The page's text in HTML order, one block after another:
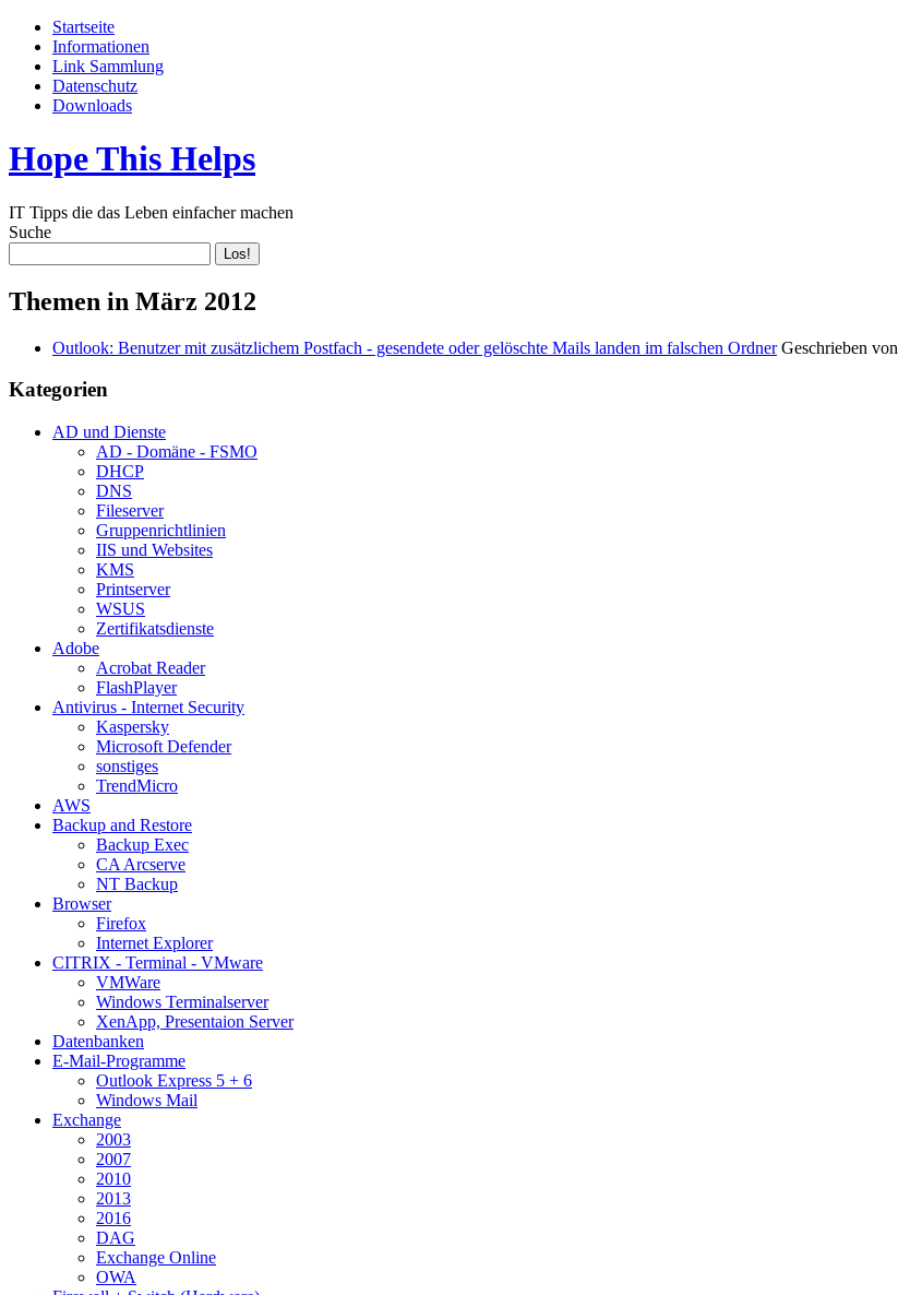
Startseite
Informationen
Link Sammlung
Datenschutz
Downloads
Hope This Helps
IT Tipps die das Leben einfacher machen
Suche
Themen in März 2012
Outlook: Benutzer mit zusätzlichem Postfach - gesendete oder gelöschte Mails landen im falschen Ordner Geschrieben von
Kategorien
AD und Dienste
AD - Domäne - FSMO
DHCP
DNS
Fileserver
Gruppenrichtlinien
IIS und Websites
KMS
Printserver
WSUS
Zertifikatsdienste
Adobe
Acrobat Reader
FlashPlayer
Antivirus - Internet Security
Kaspersky
Microsoft Defender
sonstiges
TrendMicro
AWS
Backup and Restore
Backup Exec
CA Arcserve
NT Backup
Browser
Firefox
Internet Explorer
CITRIX - Terminal - VMware
VMWare
Windows Terminalserver
XenApp, Presentaion Server
Datenbanken
E-Mail-Programme
Outlook Express 5 + 6
Windows Mail
Exchange
2003
2007
2010
2013
2016
DAG
Exchange Online
OWA